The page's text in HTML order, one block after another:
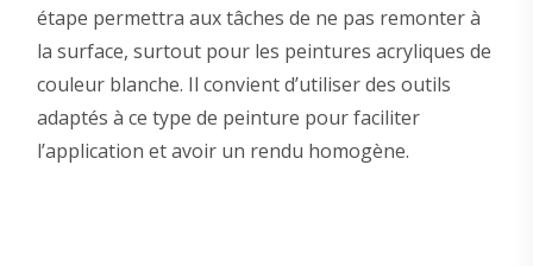
étape permettra aux tâches de ne pas remonter à
la surface, surtout pour les peintures acryliques de
couleur blanche. Il convient d’utiliser des outils
adaptés à ce type de peinture pour faciliter
l’application et avoir un rendu homogène.